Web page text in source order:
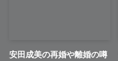
安田成美の再婚や離婚の噂